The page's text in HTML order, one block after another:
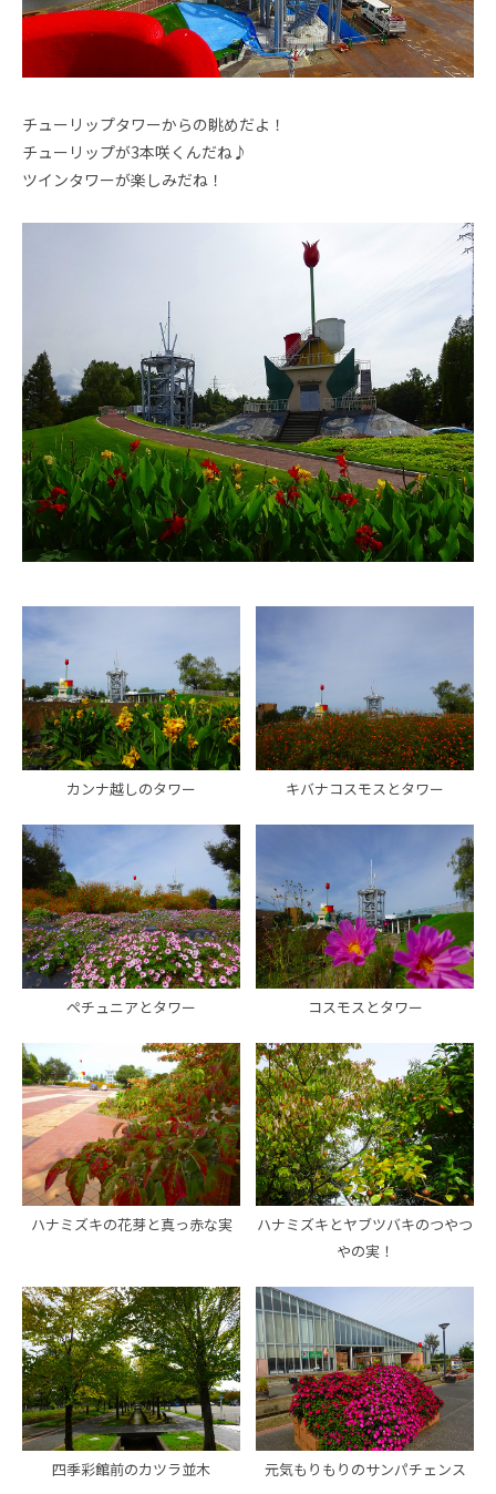
チューリップタワーからの眺めだよ！
チューリップが3本咲くんだね♪
ツインタワーが楽しみだね！
カンナ越しのタワー キバナコスモスとタワー
ペチュニアとタワー コスモスとタワー
ハナミズキの花芽と真っ赤な実
ハナミズキとヤブツバキのつやつ
やの実！
四季彩館前のカツラ並木 元気もりもりのサンパチェンス